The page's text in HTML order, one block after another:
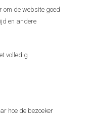
om de website goed
en andere
volledig
hoe de bezoeker